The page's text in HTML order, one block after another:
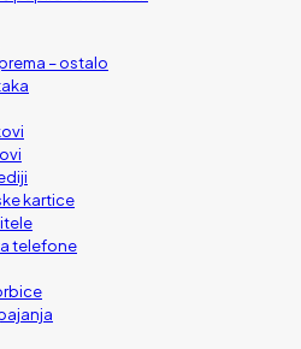
– ostalo
kartice
telefone